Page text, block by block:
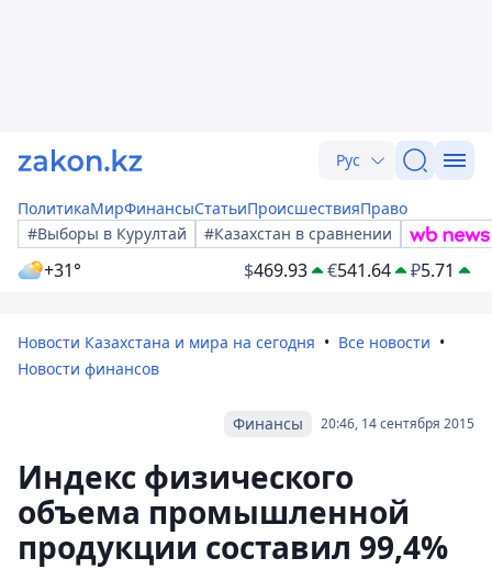
Рус
ПолитикаМирФинансыСтатьиПроисшествияПраво
#Выборы в Курултай
#Казахстан в сравнении
+31° $469.93 €541.64 ₽5.71
Новости Казахстана и мира на сегодня
Все новости
Новости финансов
20:46, 14 сентября 2015
Финансы
Индекс физического
объема промышленной
продукции составил 99,4%